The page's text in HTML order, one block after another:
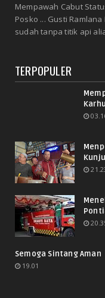
Mempawah Cabut
Posko ... Gusti
sudah tanpa titik api
TERPOPULER
Semoga Sintang Aman
19.01